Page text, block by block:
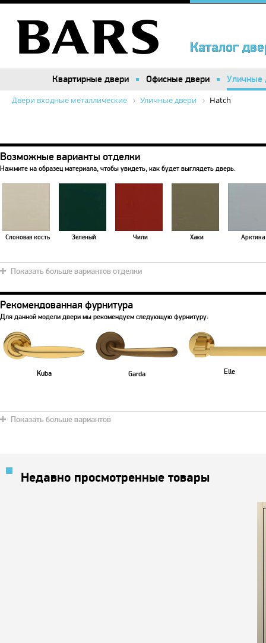
Каталог
Каталог
Квартирные двери Офисные двери Уличные
Квартирные двери Офисные двери Уличные
Двери входные металлические Уличные двери Hatch
Возможные варианты отделки
Нажмите на образец материала, чтобы увидеть, как будет выглядеть дверь.
Слоновая кость Зеленый Чили Хаки Арктика
Синяя ночь Золотой металлик Кричневый
Показать больше вариантов отделки
Рекомендованная фурнитура
Для данной модели двери мы рекомендуем следующую фурнитуру:
Kuba Garda Elle
Показать больше вариантов
Недавно просмотренные товары